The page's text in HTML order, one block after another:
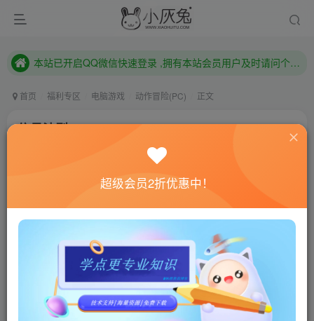
本站已开启QQ微信快速登录 ,拥有本站会员用户及时请问个人中心绑定！
本站已开启QQ微信快速登录 ,拥有本站会员用户及时请问个人中心绑定！
首页 福利专区 电脑游戏 动作冒险(PC) 正文
信号法则/The Signal State
联网教程： 内附教程
单机教程： 内附教程
不懂的话联系客服！！！
本站的资源转载自国内外各大媒体和网络，仅供试玩体
验。如果您喜欢该游戏内容，请支持正版 →→→正版购买
游戏介绍
超级会员2折优惠中！